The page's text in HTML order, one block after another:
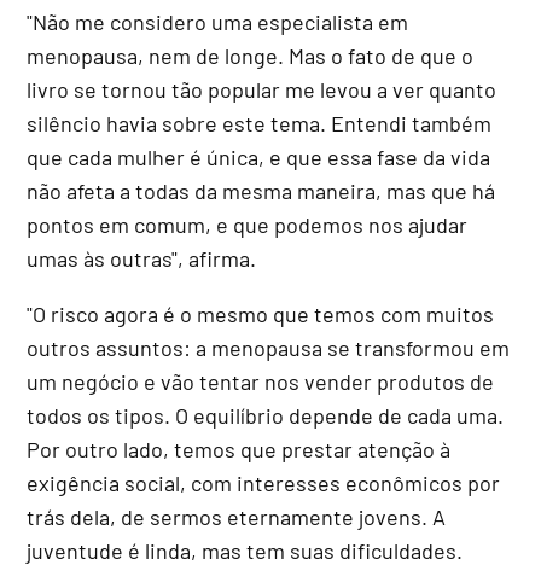
"Não me considero uma especialista em
menopausa, nem de longe. Mas o fato de que o
livro se tornou tão popular me levou a ver quanto
silêncio havia sobre este tema. Entendi também
que cada mulher é única, e que essa fase da vida
não afeta a todas da mesma maneira, mas que há
pontos em comum, e que podemos nos ajudar
umas às outras", afirma.
"O risco agora é o mesmo que temos com muitos
outros assuntos: a menopausa se transformou em
um negócio e vão tentar nos vender produtos de
todos os tipos. O equilíbrio depende de cada uma.
Por outro lado, temos que prestar atenção à
exigência social, com interesses econômicos por
trás dela, de sermos eternamente jovens. A
juventude é linda, mas tem suas dificuldades.